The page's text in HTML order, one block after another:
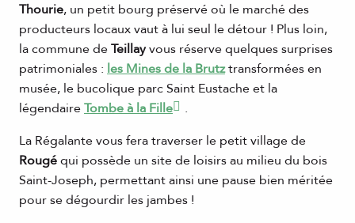
Thourie, un petit bourg préservé où le marché des
producteurs locaux vaut à lui seul le détour ! Plus loin,
la commune deTeillayvous réserve quelques surprises
patrimoniales : les Mines de la Brutztransformées en
musée, le bucolique parc Saint Eustache et la
légendaireTombe à la Fille
.
La Régalante vous fera traverser le petit village de
Rougéqui possède un site de loisirs au milieu du bois
Saint-Joseph, permettant ainsi une pause bien méritée
pour se dégourdir les jambes !